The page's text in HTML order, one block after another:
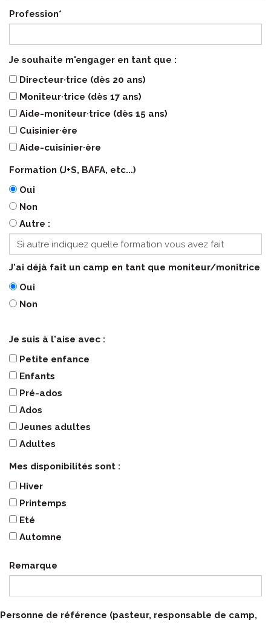
Profession*
Je souhaite m'engager en tant que :
Directeur·trice (dès 20 ans)
Moniteur·trice (dès 17 ans)
Aide-moniteur·trice (dès 15 ans)
Cuisinier·ère
Aide-cuisinier·ère
Formation (J+S, BAFA, etc...)
Oui
Non
Autre :
J'ai déjà fait un camp en tant que moniteur/monitrice
Oui
Non
Je suis à l'aise avec :
Petite enfance
Enfants
Pré-ados
Ados
Jeunes adultes
Adultes
Mes disponibilités sont :
Hiver
Printemps
Eté
Automne
Remarque
Personne de référence (pasteur, responsable de camp,